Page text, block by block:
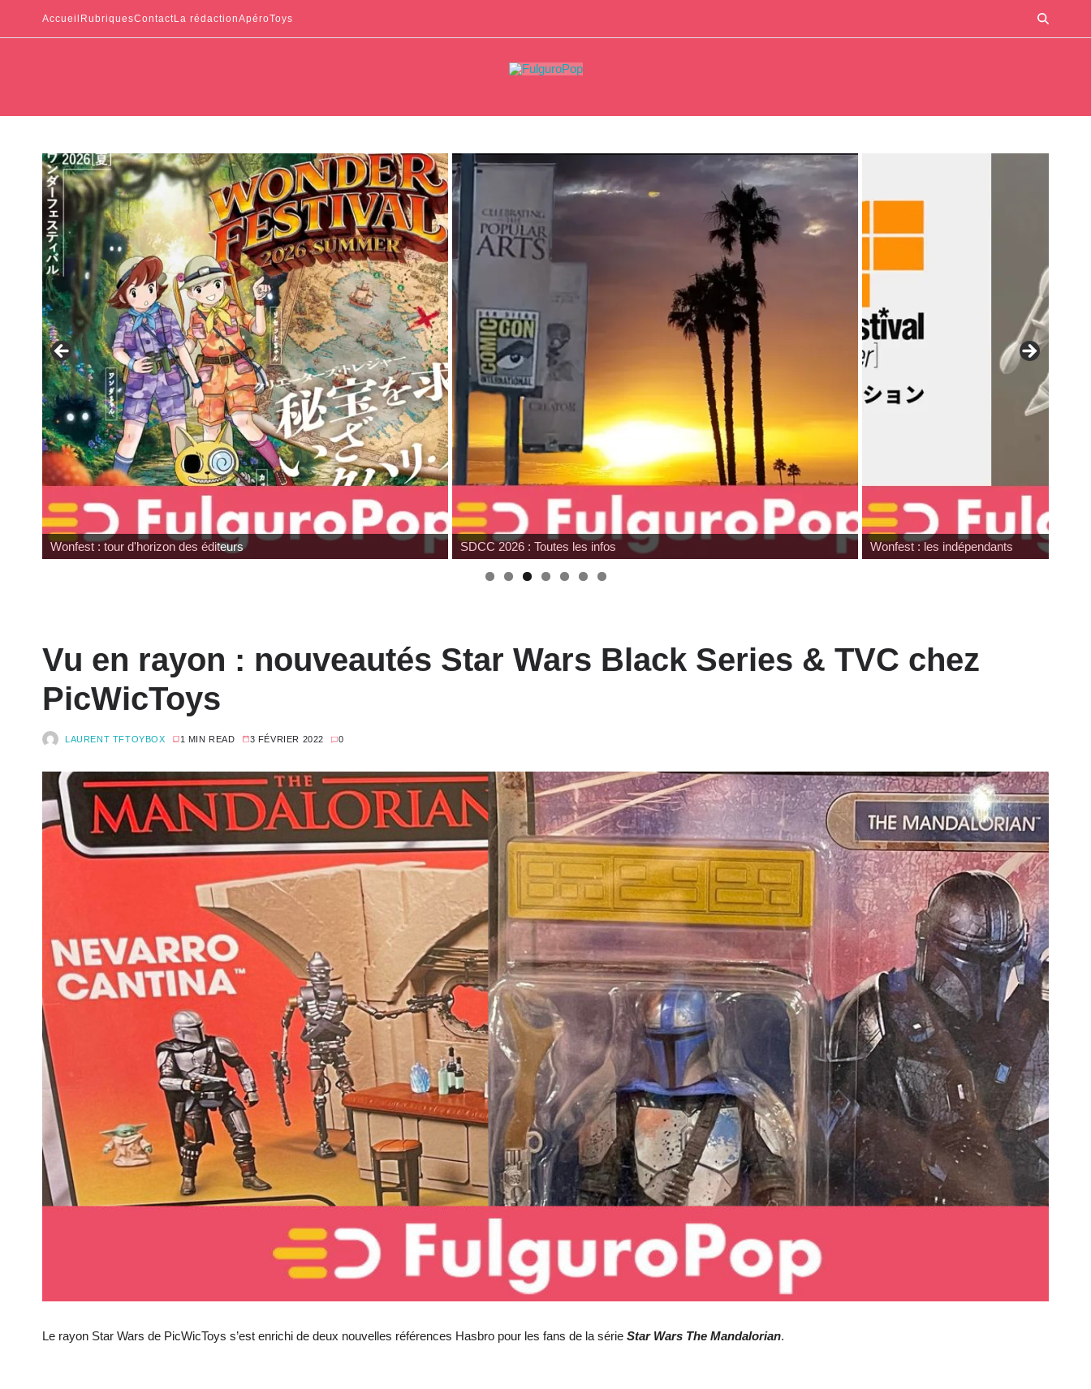
Accueil RubriquesContactLa rédactionApéroToys
Wonfest : tour d'horizon des éditeurs SDCC 2026 : Toutes les infos Wonfest : les indépendants
Vu en rayon : nouveautés Star Wars Black Series & TVC chez
PicWicToys
LAURENT TFTOYBOX 1 MIN READ 3 FÉVRIER 2022 0
Le rayon Star Wars de PicWicToys s’est enrichi de deux nouvelles références Hasbro pour les fans de la série Star Wars The Mandalorian.